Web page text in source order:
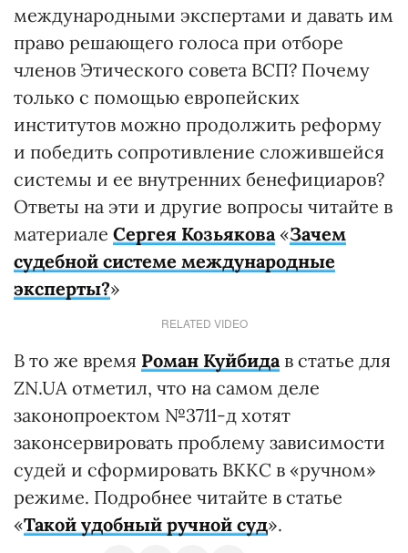
международными экспертами и давать им
право решающего голоса при отборе
членов Этического совета ВСП? Почему
только с помощью европейских
институтов можно продолжить реформу
и победить сопротивление сложившейся
системы и ее внутренних бенефициаров?
Ответы на эти и другие вопросы читайте в
материале Сергея Козьякова «Зачем
судебной системе международные
эксперты?»
RELATED VIDEO
В то же время Роман Куйбида в статье для
ZN.UA отметил, что на самом деле
законопроектом №3711-д хотят
законсервировать проблему зависимости
судей и сформировать ВККС в «ручном»
режиме. Подробнее читайте в статье
«Такой удобный ручной суд».